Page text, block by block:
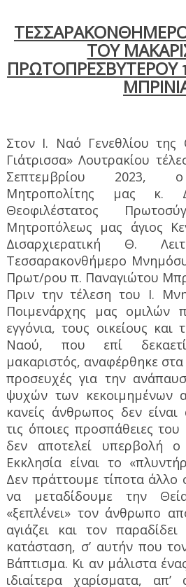
ΤΟΥ
ΠΡΩΤΟΠΡΕΣΒΥΤΕΡΟΥ
Στον Ι. Ναό Γενεθλίου της
Γιάτρισσα» Λουτρακίου
Σεπτεμβρίου 2023, ο
Μητροπολίτης μας κ.
Θεοφιλέστατος
Μητροπόλεως μας άγιος
Δισαρχιερατική Θ.
Τεσσαρακονθήμερο
Πρωτ/ρου π. Παναγιώτου
Πριν την τέλεση του Ι.
Ποιμενάρχης μας ομιλών
εγγόνια, τους οικείους και
Ναού, που επί
μακαριστός, αναφέρθηκε
προσευχές για την
ψυχών των κεκοιμημένων
κανείς άνθρωπος δεν
τις όποιες προσπάθειες
δεν αποτελεί υπερβολή
Εκκλησία είναι το
Δεν πράττουμε τίποτα άλλο
να μεταδίδουμε την
«ξεπλένει» τον άνθρωπο
αγιάζει και τον
κατάσταση, σ’ αυτήν που
Βάπτισμα. Κι αν μάλιστα
ιδιαίτερα χαρίσματα,